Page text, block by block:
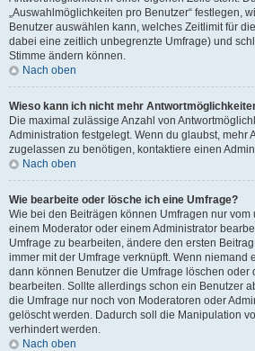
„Auswahlmöglichkeiten pro Benutzer“ festlegen,
Benutzer auswählen kann, welches Zeitlimit für
dabei eine zeitlich unbegrenzte Umfrage) und
Stimme ändern können.
Nach oben
Wieso kann ich nicht mehr
Die maximal zulässige Anzahl von
Administration festgelegt. Wenn du glaubst, mehr
zugelassen zu benötigen, kontaktiere einen
Nach oben
Wie bearbeite oder lösche ich eine Umfrage?
Wie bei den Beiträgen können Umfragen nur vom
einem Moderator oder einem Administrator
Umfrage zu bearbeiten, ändere den ersten
immer mit der Umfrage verknüpft. Wenn niemand
dann können Benutzer die Umfrage löschen oder
bearbeiten. Sollte allerdings schon ein Benutzer
die Umfrage nur noch von Moderatoren oder
gelöscht werden. Dadurch soll die Manipulation
verhindert werden.
Nach oben